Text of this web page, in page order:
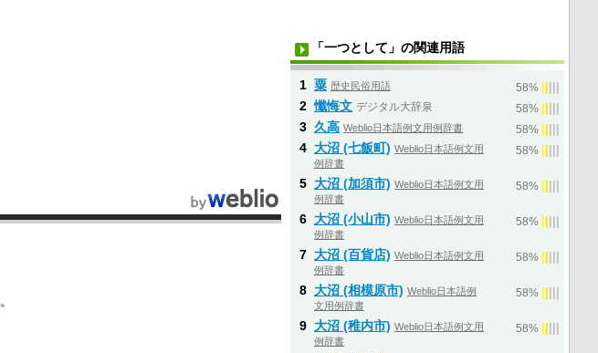
。
「一つとして」の関連用語
1 粟 歴史民俗用語 58%
2 懺悔文 デジタル大辞泉 58%
3 久高 Weblio日本語例文用例辞書 58%
4 大沼 (七飯町) Weblio日本語例文用
例辞書
58%
5 大沼 (加須市) Weblio日本語例文用
例辞書
58%
6 大沼 (小山市) Weblio日本語例文用
例辞書
58%
7 大沼 (百貨店) Weblio日本語例文用
例辞書
58%
8 大沼 (相模原市) Weblio日本語例
文用例辞書
58%
9 大沼 (稚内市) Weblio日本語例文用
例辞書
58%